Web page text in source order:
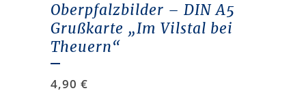
Oberpfalzbilder – DIN A5
Grußkarte „Im Vilstal bei
Theuern“
4,90 €